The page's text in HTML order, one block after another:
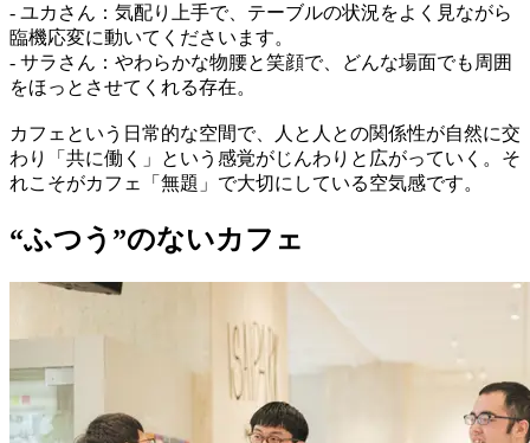
- ユカさん：気配り上手で、テーブルの状況をよく見ながら
臨機応変に動いてくださいます。
- サラさん：やわらかな物腰と笑顔で、どんな場面でも周囲
をほっとさせてくれる存在。
カフェという日常的な空間で、人と人との関係性が自然に交
わり「共に働く」という感覚がじんわりと広がっていく。そ
れこそがカフェ「無題」で大切にしている空気感です。
“ふつう”のないカフェ